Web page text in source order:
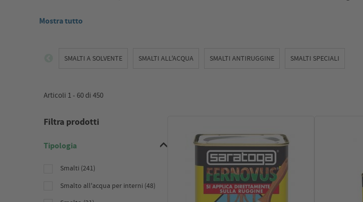
Mostra tutto
SMALTI A SOLVENTE SMALTI ALL'ACQUA SMALTI ANTIRUGGINE SMALTI SPECIALI
Articoli 1 - 60 di450
Filtra prodotti
Tipologia
Smalti (241)
Smalto all'acqua per interni (48)